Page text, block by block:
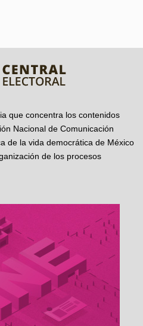
que concentra los contenidos
Nacional de Comunicación
de la vida democrática de México
de los procesos